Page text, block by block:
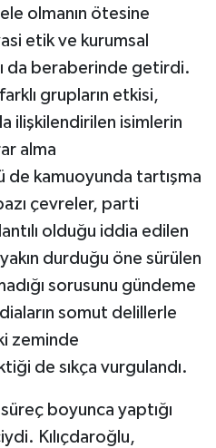
olmanın ötesine
etik ve kurumsal
da beraberinde getirdi.
grupların etkisi,
ilişkilendirilen isimlerin
alma
de kamuoyunda tartışma
çevreler, parti
olduğu iddia edilen
durduğu öne sürülen
sorusunu gündeme
somut delillerle
zeminde
de sıkça vurgulandı.
boyunca yaptığı
Kılıçdaroğlu,